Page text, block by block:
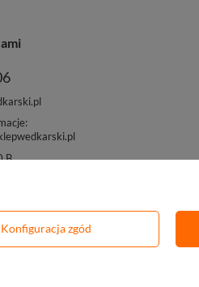
B
Konfiguracja zgód